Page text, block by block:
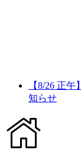
【8/26 正
知らせ